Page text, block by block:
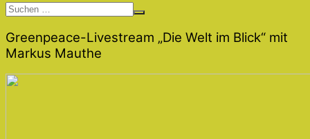
Greenpeace-Livestream „Die Welt im Blick“ mit
Markus Mauthe